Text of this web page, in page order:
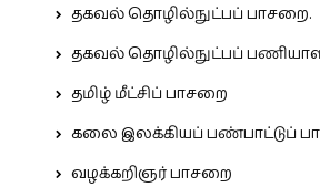
தகவல் தொழில்நுட்பப் பாசறை.
தகவல் தொழில்நுட்பப்
தமிழ் மீட்சிப் பாசறை
கலை இலக்கியப் பண்பாட்டுப்
வழக்கறிஞர் பாசறை